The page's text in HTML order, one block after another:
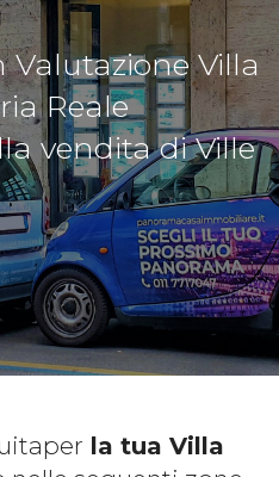
Valutazione Villa
Reale
vendita di Ville
per la tua Villa